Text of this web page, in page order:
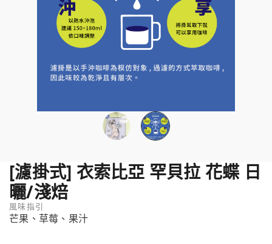
[濾掛式] 衣索比亞 罕貝拉 花蝶 日
曬/淺焙
風味指引
芒果、草莓、果汁